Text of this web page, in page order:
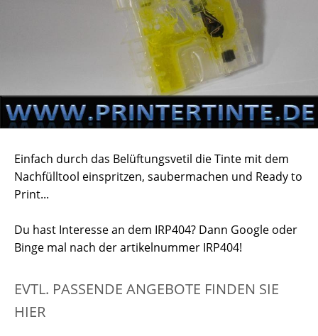
Einfach durch das Belüftungsvetil die Tinte mit dem
Nachfülltool einspritzen, saubermachen und Ready to
Print...
Du hast Interesse an dem IRP404? Dann Google oder
Binge mal nach der artikelnummer IRP404!
EVTL. PASSENDE ANGEBOTE FINDEN SIE
HIER